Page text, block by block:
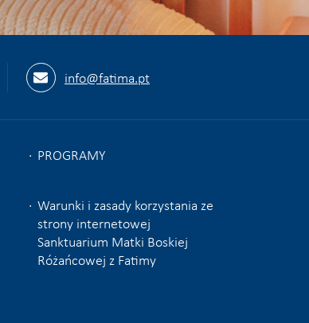
info@fatima.pt
PROGRAMY
Warunki i zasady korzystania ze
strony internetowej
Sanktuarium Matki Boskiej
Różańcowej z Fatimy